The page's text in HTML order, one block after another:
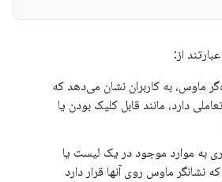
از:
ماوس، به کاربران نشان می‌دهد که
دارد، مانند قابل کلیک بودن یا
به موارد موجود در یک لیست یا
نشانگر ماوس روی آنها قرار دارد